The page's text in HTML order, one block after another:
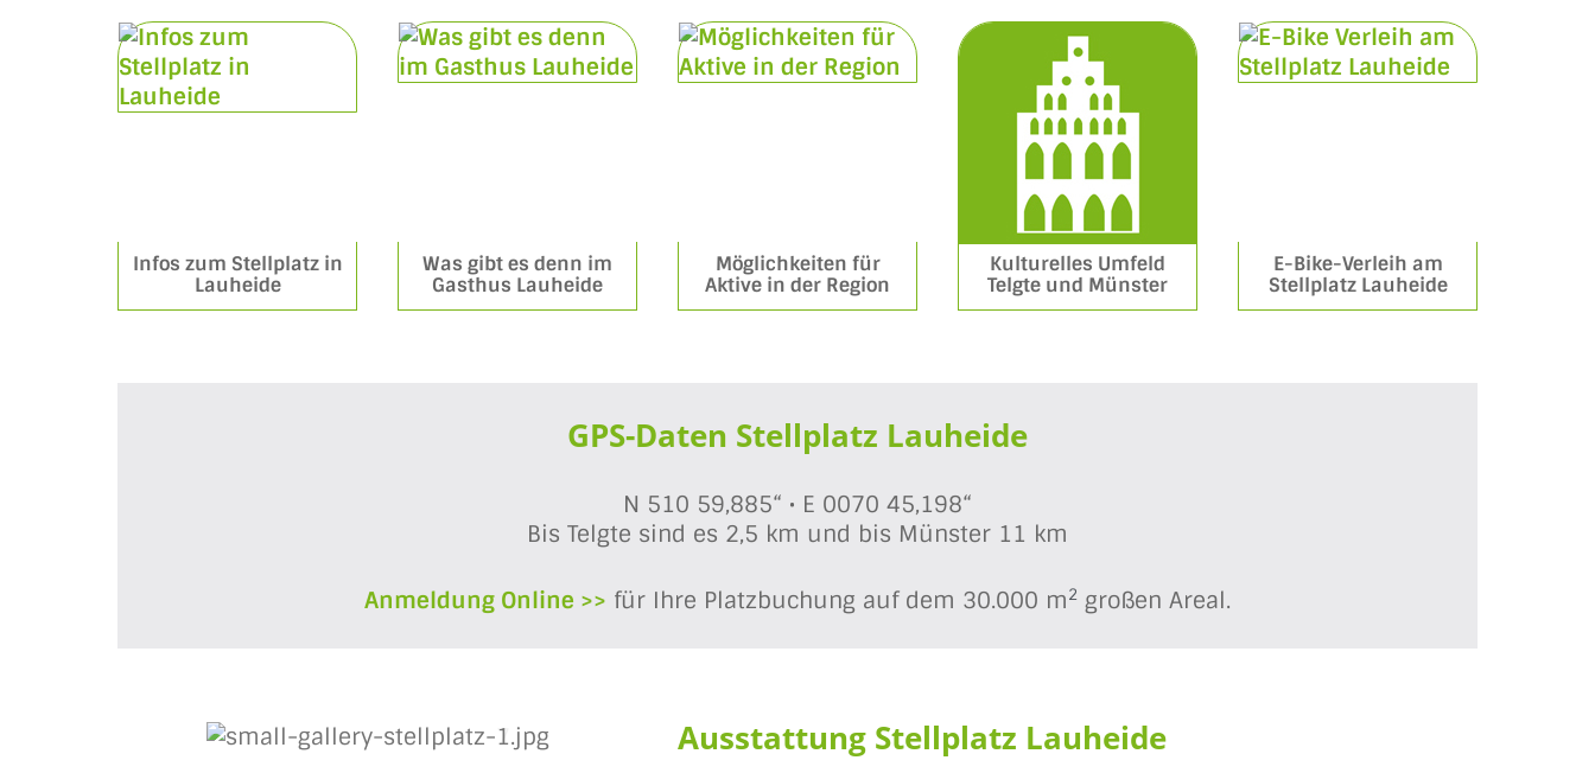
Infos zum Stellplatz in
Lauheide
Was gibt es denn im
Gasthus Lauheide
Möglichkeiten für
Aktive in der Region
Kulturelles Umfeld
Telgte und Münster
E-Bike-Verleih am
Stellplatz Lauheide
GPS-Daten Stellplatz Lauheide
N 510 59,885“ • E 0070 45,198“
Bis Telgte sind es 2,5 km und bis Münster 11 km
Anmeldung Online >> für Ihre Platzbuchung auf dem 30.000 m2 großen Areal.
Ausstattung Stellplatz Lauheide